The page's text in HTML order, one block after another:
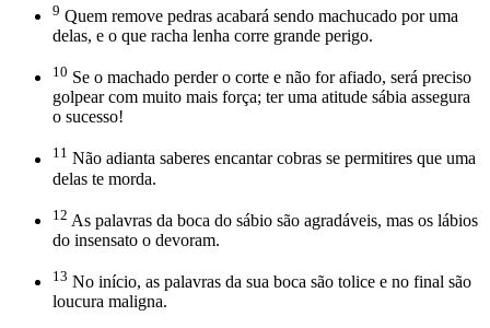
9 Quem remove pedras acabará sendo machucado por uma
delas, e o que racha lenha corre grande perigo.
10 Se o machado perder o corte e não for afiado, será preciso
golpear com muito mais força; ter uma atitude sábia assegura
o sucesso!
11 Não adianta saberes encantar cobras se permitires que uma
delas te morda.
12 As palavras da boca do sábio são agradáveis, mas os lábios
do insensato o devoram.
13 No início, as palavras da sua boca são tolice e no final são
loucura maligna.